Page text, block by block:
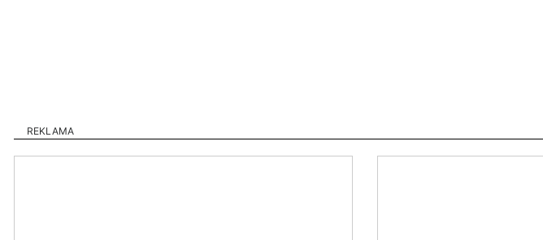
REKLAMA